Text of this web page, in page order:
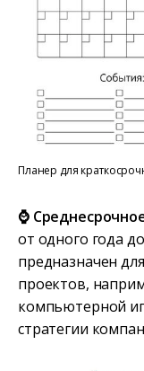
Планер для
⌚
от одного года
предназначен
проектов,
компьютерной
стратегии